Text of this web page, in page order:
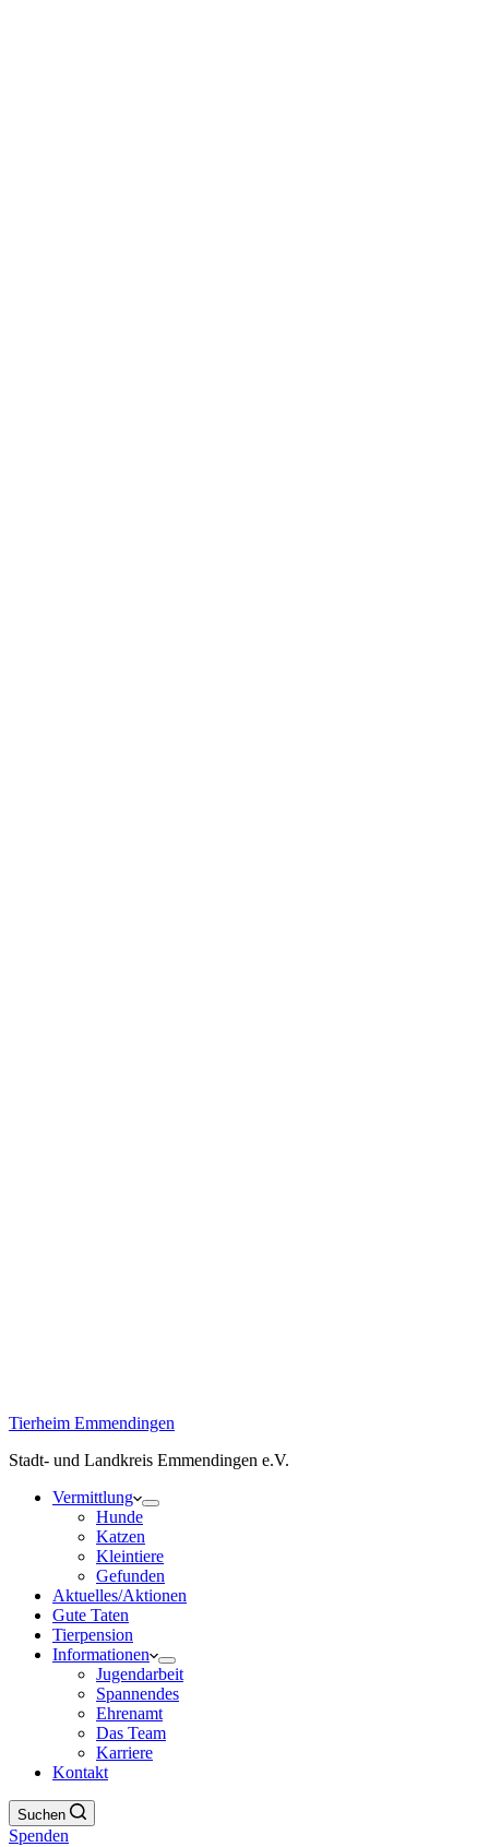
Tierheim Emmendingen
Stadt- und Landkreis Emmendingen e.V.
Vermittlung
Hunde
Katzen
Kleintiere
Gefunden
Aktuelles/Aktionen
Gute Taten
Tierpension
Informationen
Jugendarbeit
Spannendes
Ehrenamt
Das Team
Karriere
Kontakt
Suchen
Spenden